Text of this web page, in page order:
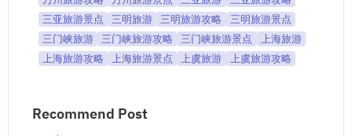
三亚旅游景点
三明旅游 三明旅游攻略
三明旅游景点
三门峡旅游
三门峡旅游攻略 三门峡旅游景点
上海旅游
上海旅游攻略
上海旅游景点 上虞旅游 上虞旅游攻略
Recommend Post